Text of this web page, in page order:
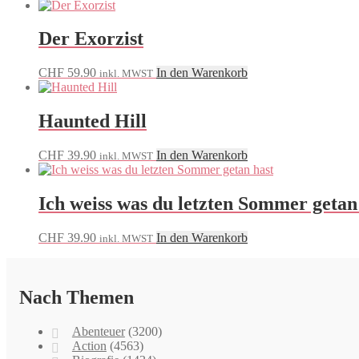
Der Exorzist
CHF 59.90 inkl. MWST In den Warenkorb
Haunted Hill
CHF 39.90 inkl. MWST In den Warenkorb
Ich weiss was du letzten Sommer
CHF 39.90 inkl. MWST In den Warenkorb
Nach Themen
Abenteuer (3200)
Action (4563)